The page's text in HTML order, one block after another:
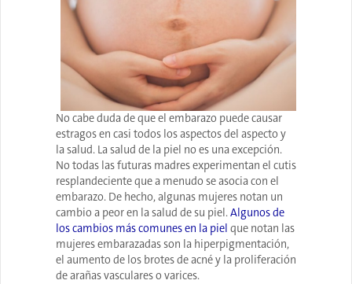
No cabe duda de que el embarazo puede causar
estragos en casi todos los aspectos del aspecto y
la salud. La salud de la piel no es una excepción.
No todas las futuras madres experimentan el cutis
resplandeciente que a menudo se asocia con el
embarazo. De hecho, algunas mujeres notan un
cambio a peor en la salud de su piel.Algunos de
los cambios más comunes en la piel que notan las
mujeres embarazadas son la hiperpigmentación,
el aumento de los brotes de acné y la proliferación
de arañas vasculares o varices.